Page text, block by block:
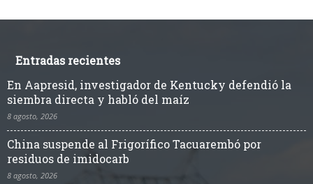
Entradas recientes
En Aapresid, investigador de Kentucky defendió la
siembra directa y habló del maíz
8 agosto, 2026
China suspende al Frigorífico Tacuarembó por
residuos de imidocarb
8 agosto, 2026